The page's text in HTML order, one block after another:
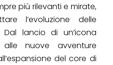
più rilevanti e mirate,
l’evoluzione delle
lancio di un’icona
nuove avventure
del core di